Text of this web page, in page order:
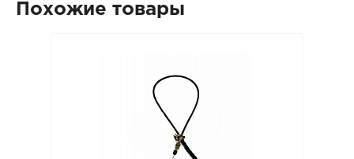
Похожие товары